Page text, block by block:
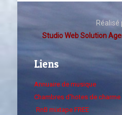
Réalisé
Studio Web Solution
Liens
Annuaire de musique
Chambres d'hotes de charme
RnB mixtape FREE